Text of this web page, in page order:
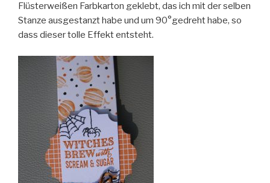
Flüsterweißen Farbkarton geklebt, das ich mit der selben
Stanze ausgestanzt habe und um 90°gedreht habe, so
dass dieser tolle Effekt entsteht.